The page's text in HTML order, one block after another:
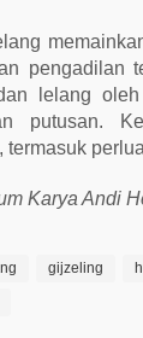
pengadilan
lelang
putusan.
termasuk
Karya Andi
gijzeling